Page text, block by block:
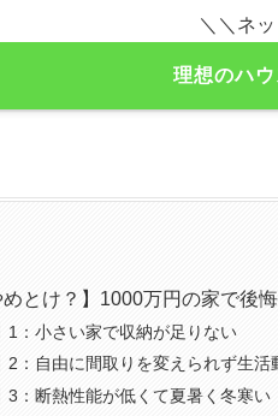
＼＼ネ
理想のハ
めとけ？】1000万円の家で後
1：小さい家で収納が足りない
2：自由に間取りを変えられず生活
3：断熱性能が低くて夏暑く冬寒い